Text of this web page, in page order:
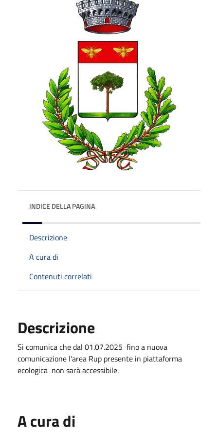
INDICE DELLA PAGINA
Descrizione
A cura di
Contenuti correlati
Descrizione
Si comunica che dal 01.07.2025 fino a nuova
comunicazione l'area Rup presente in piattaforma
ecologica non sarà accessibile.
A cura di